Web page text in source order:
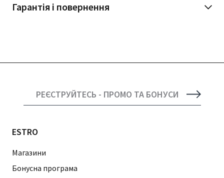
Гарантія і повернення
РЕЄСТРУЙТЕСЬ - ПРОМО ТА БОНУСИ
ESTRO
Магазини
Бонусна програма